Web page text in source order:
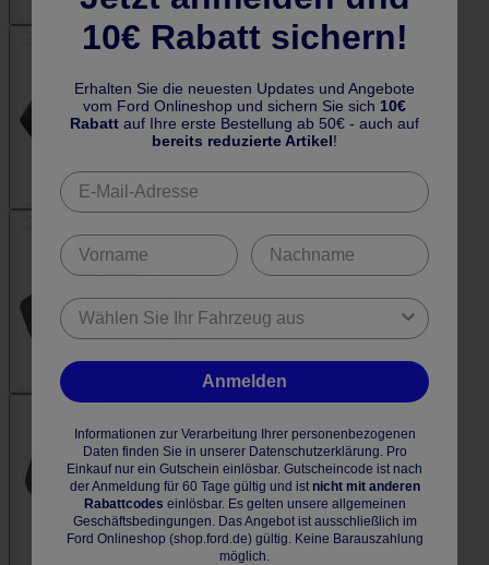
10€ Rabatt sichern!
Erhalten Sie die neuesten Updates und Angebote
vom Ford Onlineshop und sichern Sie sich 10€
Rabatt auf Ihre erste Bestellung ab 50€ - auch auf
bereits reduzierte Artikel!
Anmelden
Informationen zur Verarbeitung Ihrer personenbezogenen
Daten finden Sie in unserer Datenschutzerklärung. Pro
Einkauf nur ein Gutschein einlösbar. Gutscheincode ist nach
der Anmeldung für 60 Tage gültig und ist nicht mit anderen
Rabattcodes einlösbar. Es gelten unsere allgemeinen
Geschäftsbedingungen. Das Angebot ist ausschließlich im
Ford Onlineshop (shop.ford.de) gültig. Keine Barauszahlung
möglich.